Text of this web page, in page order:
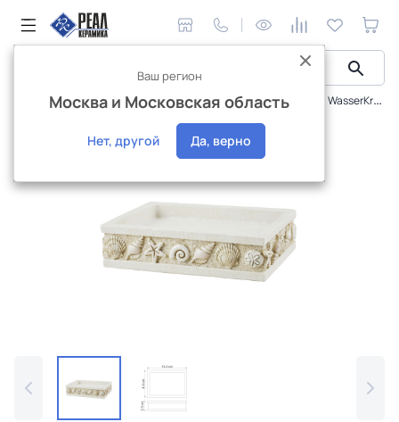
Сантехника и аксессуары Аксессуары Мыльница WasserKraft Inn K-4329
Интернет-магазин
Ваш регион
Москва и Московская область
Нет, другой Да, верно